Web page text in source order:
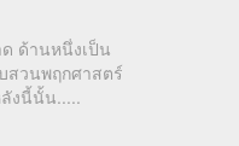
ด้านหนึ่งเป็น
สวนพฤกศาสตร์
งนี้นั้น.....